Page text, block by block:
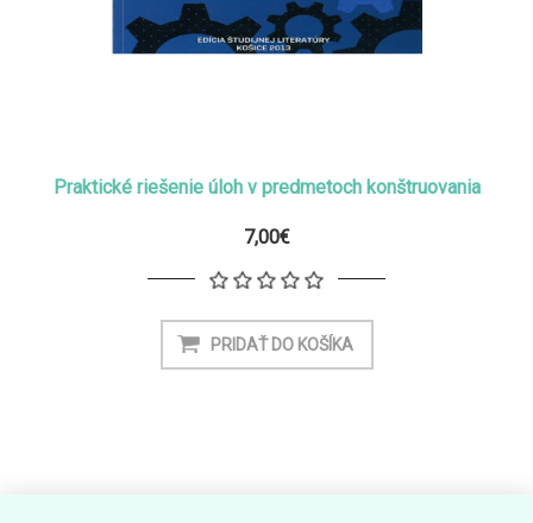
Praktické riešenie úloh v predmetoch konštruovania
7,00€